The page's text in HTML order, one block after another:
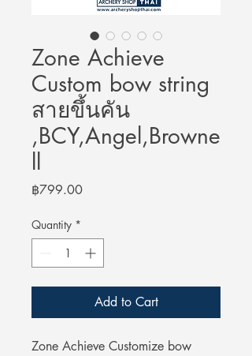
Zone Achieve
Custom bow string
สายขึ้นคัน
,BCY,Angel,Browne
ll
฿799.00Price
Quantity *
Add to Cart
Zone Achieve Customize bow